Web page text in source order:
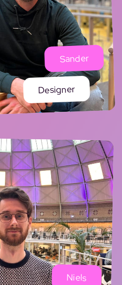
Sander
Designer
Niels